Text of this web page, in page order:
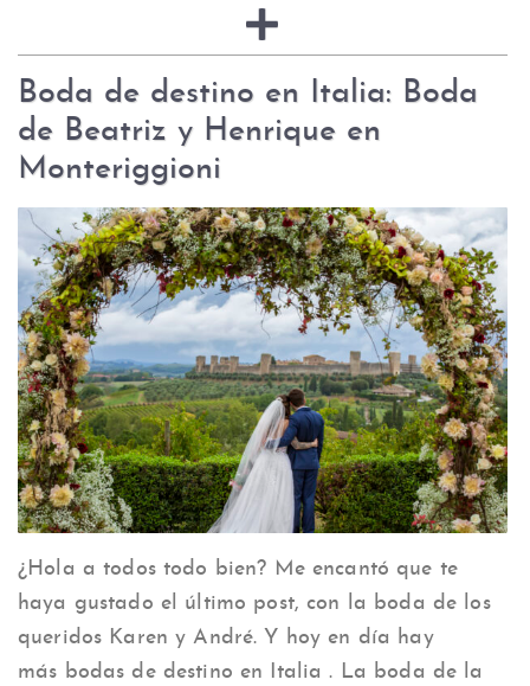
Boda de destino en Italia: Boda
de Beatriz y Henrique en
Monteriggioni
¿Hola a todos todo bien? Me encantó que te
haya gustado el último post, con la boda de los
queridos Karen y André. Y hoy en día hay
más bodas de destino en Italia . La boda de la